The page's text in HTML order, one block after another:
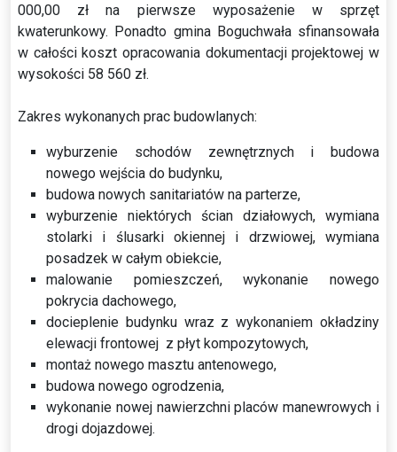
000,00 zł na pierwsze wyposażenie w sprzęt
kwaterunkowy. Ponadto gmina Boguchwała sfinansowała
w całości koszt opracowania dokumentacji projektowej w
wysokości 58 560 zł.
Zakres wykonanych prac budowlanych:
wyburzenie schodów zewnętrznych i budowa
nowego wejścia do budynku,
budowa nowych sanitariatów na parterze,
wyburzenie niektórych ścian działowych, wymiana
stolarki i ślusarki okiennej i drzwiowej, wymiana
posadzek w całym obiekcie,
malowanie pomieszczeń, wykonanie nowego
pokrycia dachowego,
docieplenie budynku wraz z wykonaniem okładziny
elewacji frontowej z płyt kompozytowych,
montaż nowego masztu antenowego,
budowa nowego ogrodzenia,
wykonanie nowej nawierzchni placów manewrowych i
drogi dojazdowej.